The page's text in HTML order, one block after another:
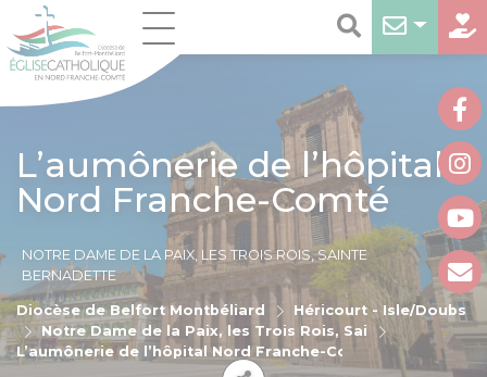
L’aumônerie de l’hôpital
Nord Franche-Comté
NOTRE DAME DE LA PAIX, LES TROIS ROIS, SAINTE
BERNADETTE
Diocèse de Belfort Montbéliard
Héricourt - Isle/Doubs
Notre Dame de la Paix, les Trois Rois, Sainte Bernadette
L’aumônerie de l’hôpital Nord Franche-Comté